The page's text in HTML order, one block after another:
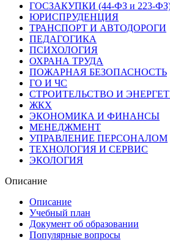
ГОСЗАКУПКИ (44-ФЗ и 223-
ЮРИСПРУДЕНЦИЯ
ТРАНСПОРТ И АВТОДОРОГИ
ПЕДАГОГИКА
ПСИХОЛОГИЯ
ОХРАНА ТРУДА
ПОЖАРНАЯ БЕЗОПАСНОСТЬ
ГО И ЧС
СТРОИТЕЛЬСТВО И
ЖКХ
ЭКОНОМИКА И ФИНАНСЫ
МЕНЕДЖМЕНТ
УПРАВЛЕНИЕ ПЕРСОНАЛОМ
ТЕХНОЛОГИЯ И СЕРВИС
ЭКОЛОГИЯ
Описание
Описание
Учебный план
Документ об образовании
Популярные вопросы